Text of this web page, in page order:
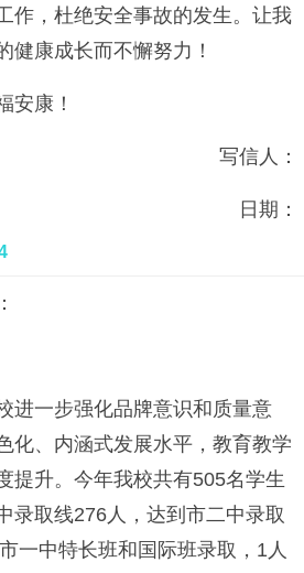
作，杜绝安全事故的发生。让我
健康成长而不懈努力！
康！
写信人：
日期：
一步强化品牌意识和质量意
化、内涵式发展水平，教育教学
提升。今年我校共有505名学生
录取线276人，达到市二中录取
一中特长班和国际班录取，1人